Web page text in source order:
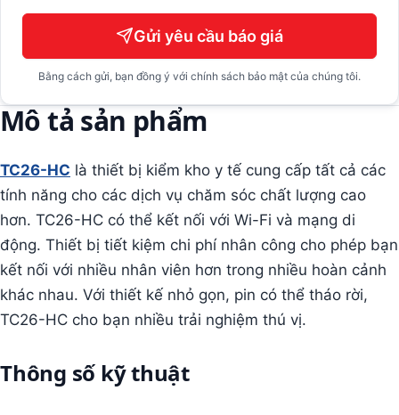
Gửi yêu cầu báo giá
Bằng cách gửi, bạn đồng ý với chính sách bảo mật của chúng tôi.
Mô tả sản phẩm
TC26-HC là thiết bị kiểm kho y tế cung cấp tất cả các
tính năng cho các dịch vụ chăm sóc chất lượng cao
hơn. TC26-HC có thể kết nối với Wi-Fi và mạng di
động. Thiết bị tiết kiệm chi phí nhân công cho phép bạn
kết nối với nhiều nhân viên hơn trong nhiều hoàn cảnh
khác nhau. Với thiết kế nhỏ gọn, pin có thể tháo rời,
TC26-HC cho bạn nhiều trải nghiệm thú vị.
Thông số kỹ thuật